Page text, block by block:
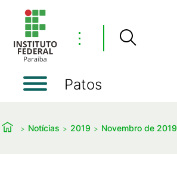
⋮
Patos
Notícias 2019 Novembro de 2019